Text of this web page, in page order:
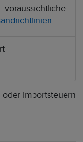
voraussichtliche
.
Importsteuern